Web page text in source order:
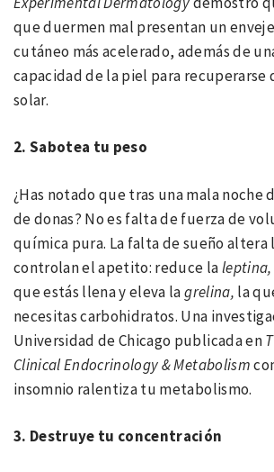
que duermen mal presentan un
cutáneo más acelerado, además de
capacidad de la piel para recuperarse
solar.
2. Sabotea tu peso
¿Has notado que tras una mala noche
de donas? No es falta de fuerza de
química pura. La falta de sueño altera
controlan el apetito: reduce laleptina,
que estás llena y eleva lagrelina, la
necesitas carbohidratos. Una
Universidad de Chicago publicada en
Clinical Endocrinology & Metabolism
insomnio ralentiza tu metabolismo.
3. Destruye tu concentración